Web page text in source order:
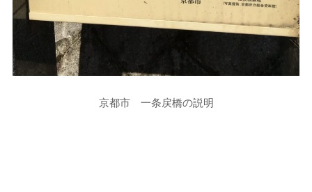
京都市 一条戻橋の説明